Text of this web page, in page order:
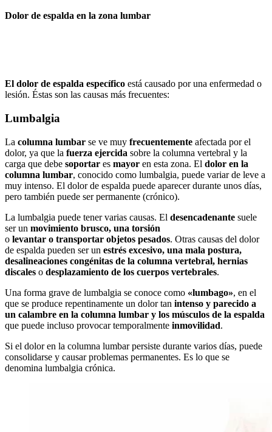
Dolor de espalda en la zona lumbar
El dolor de espalda específico está causado por una enfermedad o
lesión. Éstas son las causas más frecuentes:
Lumbalgia
La columna lumbar se ve muy frecuentemente afectada por el
dolor, ya que la fuerza ejercida sobre la columna vertebral y la
carga que debe soportar es mayor en esta zona. El dolor en la
columna lumbar, conocido como lumbalgia, puede variar de leve a
muy intenso. El dolor de espalda puede aparecer durante unos días,
pero también puede ser permanente (crónico).
La lumbalgia puede tener varias causas. El desencadenante suele
ser un movimiento brusco, una torsión
o levantar o transportar objetos pesados. Otras causas del dolor
de espalda pueden ser un estrés excesivo, una mala postura,
desalineaciones congénitas de la columna vertebral, hernias
discales o desplazamiento de los cuerpos vertebrales.
Una forma grave de lumbalgia se conoce como «lumbago», en el
que se produce repentinamente un dolor tan intenso y parecido a
un calambre en la columna lumbar y los músculos de la espalda
que puede incluso provocar temporalmente inmovilidad.
Si el dolor en la columna lumbar persiste durante varios días, puede
consolidarse y causar problemas permanentes. Es lo que se
denomina lumbalgia crónica.